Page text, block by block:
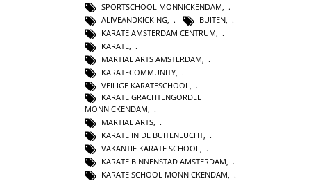
SPORTSCHOOL MONNICKENDAM
ALIVEANDKICKING
BUITEN,
KARATE AMSTERDAM CENTRUM
KARATE
MARTIAL ARTS AMSTERDAM
KARATECOMMUNITY
VEILIGE KARATESCHOOL
KARATE GRACHTENGORDEL
MONNICKENDAM,
MARTIAL ARTS,
KARATE IN DE BUITENLUCHT,
VAKANTIE KARATE SCHOOL,
KARATE BINNENSTAD AMSTERDAM,
KARATE SCHOOL MONNICKENDAM,